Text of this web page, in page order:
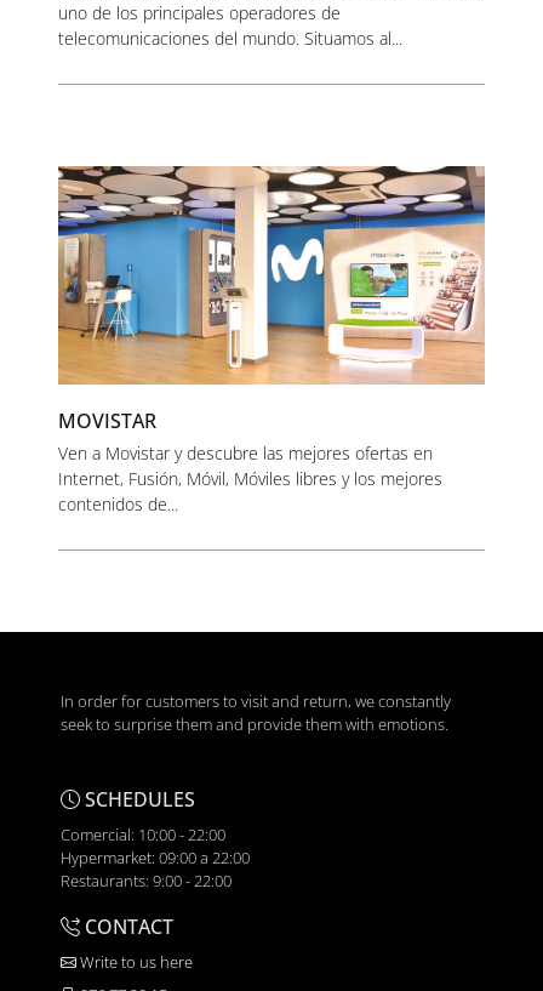
uno de los principales operadores de
telecomunicaciones del mundo. Situamos al...
MOVISTAR
Ven a Movistar y descubre las mejores ofertas en
Internet, Fusión, Móvil, Móviles libres y los mejores
contenidos de...
In order for customers to visit and return, we constantly
seek to surprise them and provide them with emotions.
SCHEDULES
Comercial: 10:00 - 22:00
Hypermarket: 09:00 a 22:00
Restaurants: 9:00 - 22:00
CONTACT
Write to us here